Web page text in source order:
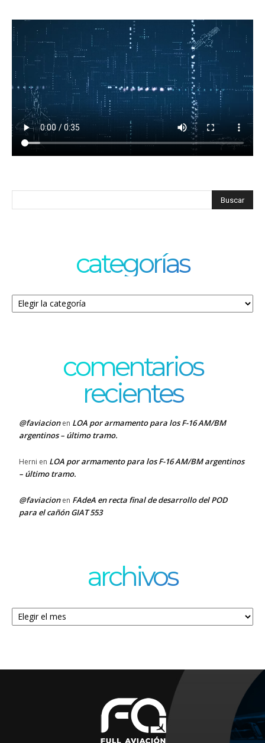
categorías
Categorías
comentarios
recientes
@faviacionen LOA por armamento para los F-16 AM/BM
argentinos – último tramo.
Herni en LOA por armamento para los F-16 AM/BM argentinos
– último tramo.
@faviacionen FAdeA en recta final de desarrollo del POD
para el cañón GIAT 553
archivos
Archivos